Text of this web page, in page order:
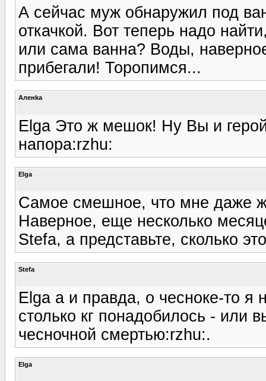
А сейчас муж обнаружил под
откачкой. Вот теперь надо
или сама ванна? Воды,
прибегали! Торопимся...
Аленka
Elga Это ж мешок! Ну Вы и
напора:rzhu:
Elga
Самое смешное, что мне даже
Наверное, еще несколько
Stefa, а представьте, сколько
Stefa
Elga а и правда, о чесноке-то
столько кг понадобилось - или
чесночной смертью:rzhu:.
Elga